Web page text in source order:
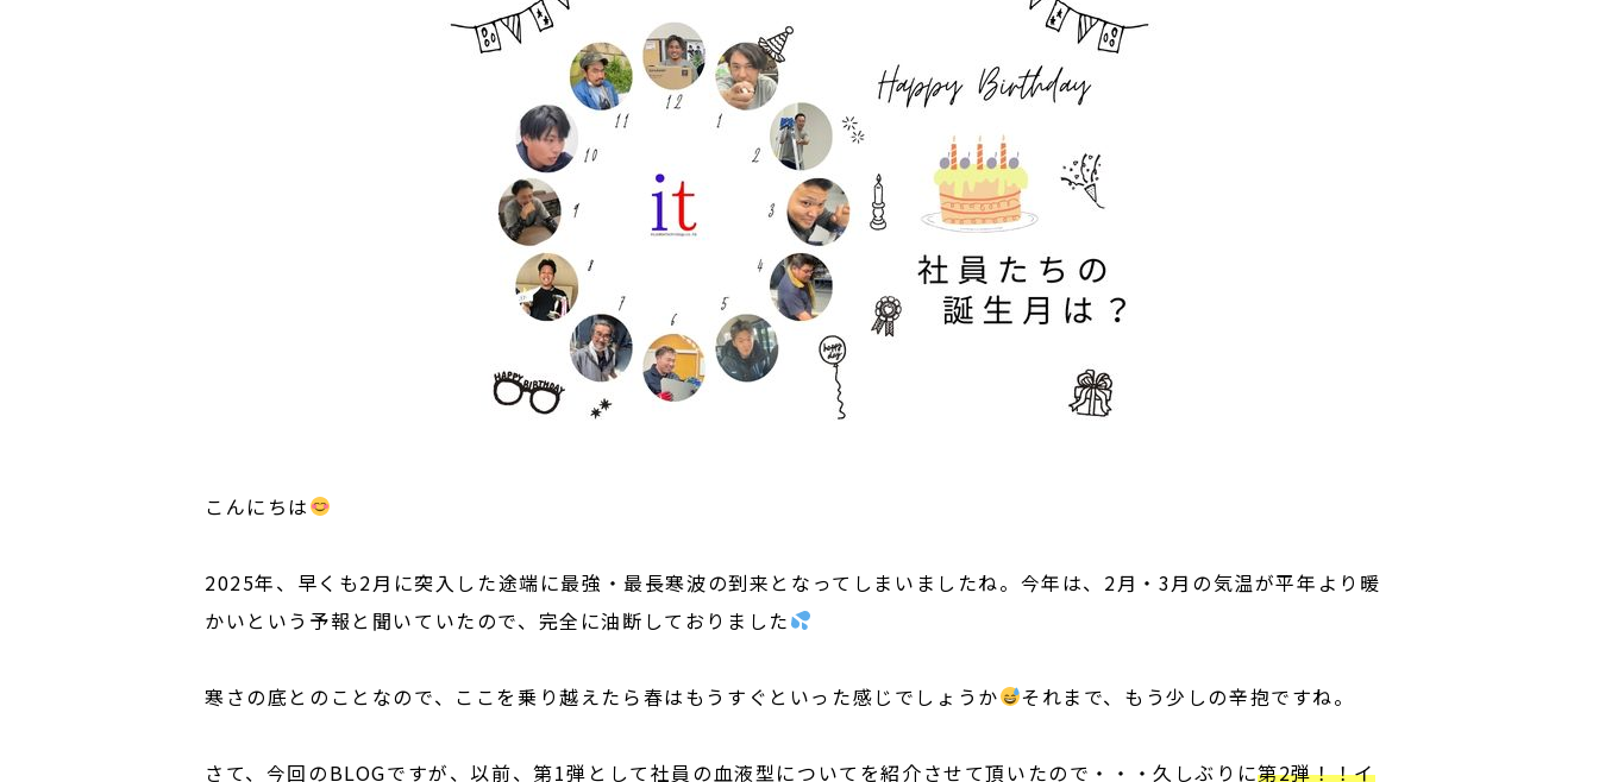
こんにちは
2025年、早くも2月に突入した途端に最強・最長寒波の到来となってしまいましたね。今年は、2月・3月の気温が平年より暖
かいという予報と聞いていたので、完全に油断しておりました
寒さの底とのことなので、ここを乗り越えたら春はもうすぐといった感じでしょうか それまで、もう少しの辛抱ですね。
さて、今回のBLOGですが、以前、第1弾として社員の血液型についてを紹介させて頂いたので・・・久しぶりに第2弾！！イ